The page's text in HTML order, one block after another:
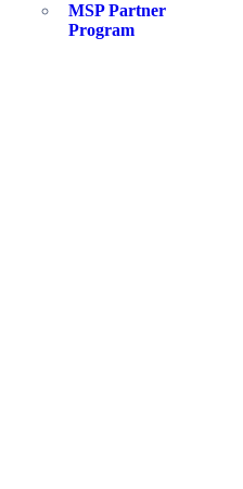
MSP Partner
Program